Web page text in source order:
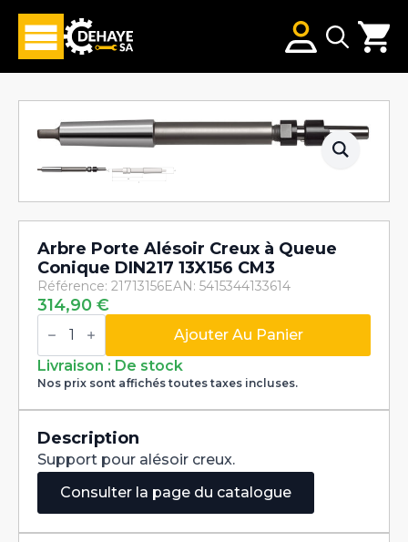
Arbre Porte Alésoir Creux à Queue
Conique DIN217 13X156 CM3
Référence: 21713156EAN: 5415344133614
314,90 €
quantité
de
Porte
Alésoir
Creux
à
Conique
DIN217
13X156
Ajouter Au Panier
Livraison : De stock
Nos prix sont affichés toutes taxes incluses.
Description
Support pour alésoir creux.
Consulter la page du catalogue